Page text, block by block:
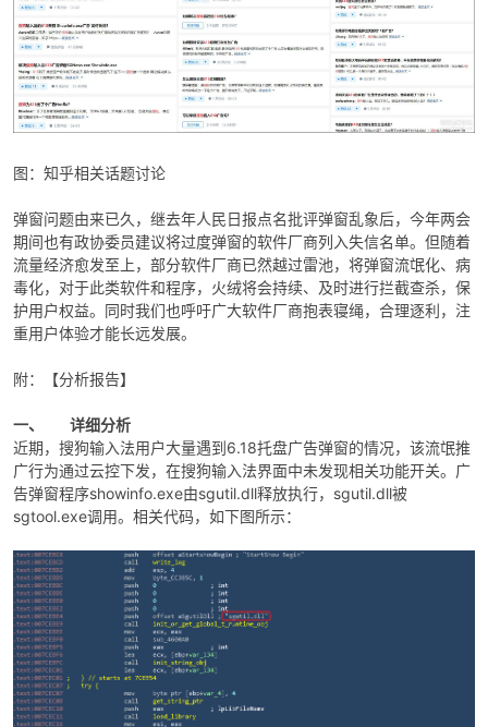
图：知乎相关话题讨论
弹窗问题由来已久，继去年人民日报点名批评弹窗乱象后，今年两会
期间也有政协委员建议将过度弹窗的软件厂商列入失信名单。但随着
流量经济愈发至上，部分软件厂商已然越过雷池，将弹窗流氓化、病
毒化，对于此类软件和程序，火绒将会持续、及时进行拦截查杀，保
护用户权益。同时我们也呼吁广大软件厂商抱表寝绳，合理逐利，注
重用户体验才能长远发展。
附：【分析报告】
一、 详细分析
近期，搜狗输入法用户大量遇到6.18托盘广告弹窗的情况，该流氓推
广行为通过云控下发，在搜狗输入法界面中未发现相关功能开关。广
告弹窗程序showinfo.exe由sgutil.dll释放执行，sgutil.dll被
sgtool.exe调用。相关代码，如下图所示：